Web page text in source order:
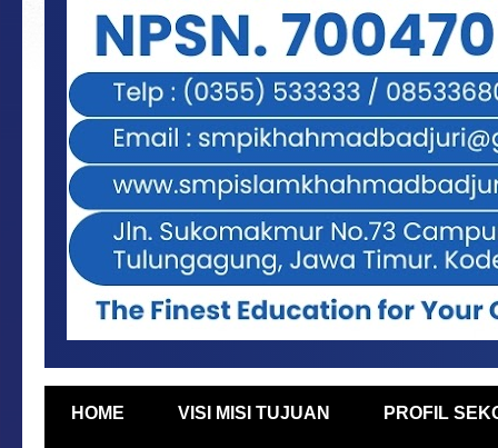
HOME VISI MISI TUJUAN PROFIL